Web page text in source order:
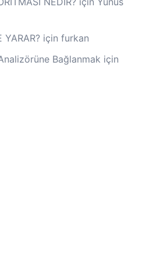
YARAR? için furkan
Bağlanmak için